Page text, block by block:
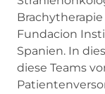
Fundacion
Spanien. In
diese Teams